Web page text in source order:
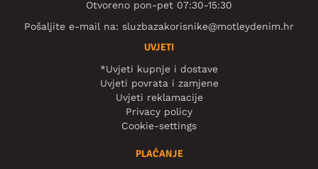
Otvoreno pon-pet 07:30-15:30
Pošaljite e-mail na: sluzbazakorisnike@motleydenim.hr
UVJETI
*Uvjeti kupnje i dostave
Uvjeti povrata i zamjene
Uvjeti reklamacije
Privacy policy
Cookie-settings
PLAĆANJE